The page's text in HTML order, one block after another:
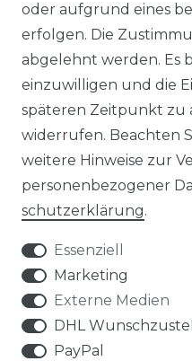
HERSTELLER
REFERENZEN
VERTRAG
oder aufgrund eines
erfolgen. Die
abgelehnt werden. Es
einzuwilligen und die
späteren Zeitpunkt zu
widerrufen. Beachten
weitere Hinweise zur
personenbezogener
schutz­erklärung.
Essenziell
Marketing
Externe Medien
DHL
PayPal